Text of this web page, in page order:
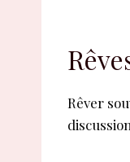
Rêver